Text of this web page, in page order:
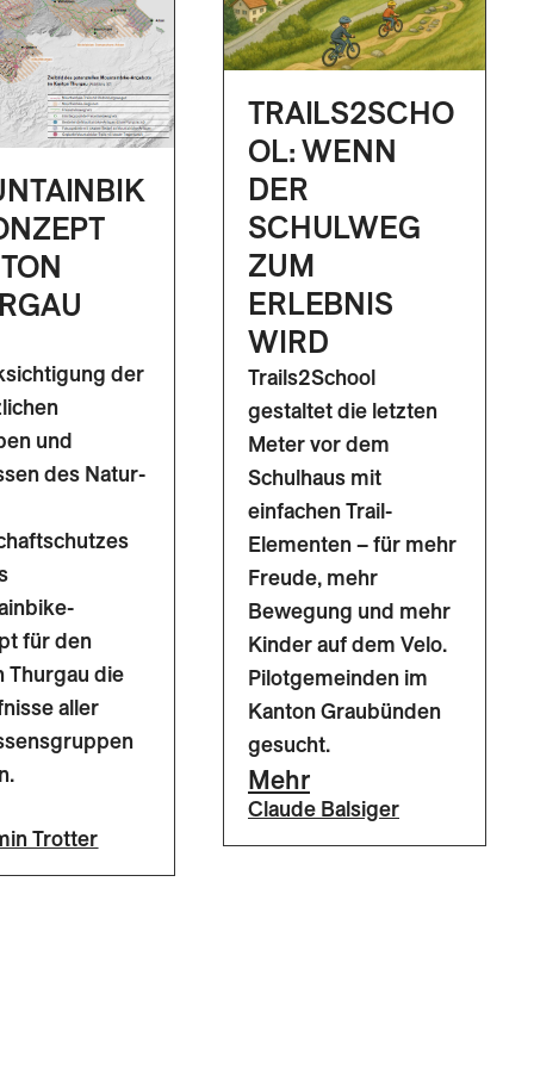
der
und
des Natur-
für den
Thurgau die
aller
Trotter
TRAILS2SCHO
OL: WENN
DER
SCHULWEG
ZUM
ERLEBNIS
WIRD
Trails2School
gestaltet die letzten
Meter vor dem
Schulhaus mit
einfachen Trail-
Elementen – für mehr
Freude, mehr
Bewegung und mehr
Kinder auf dem Velo.
Pilotgemeinden im
Kanton Graubünden
gesucht.
Mehr
Claude Balsiger